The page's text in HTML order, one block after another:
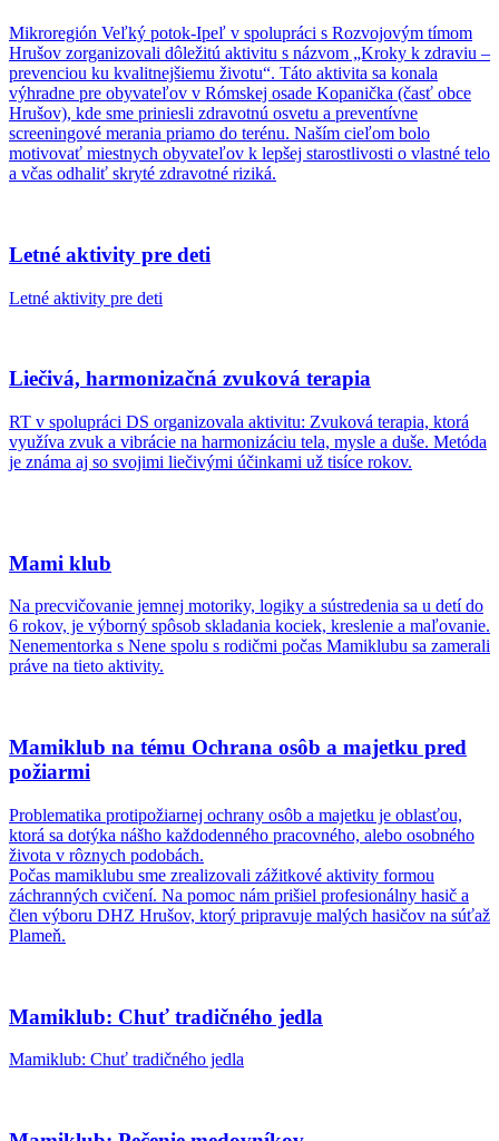
Mikroregión Veľký potok-Ipeľ v spolupráci s Rozvojovým tímom
Hrušov zorganizovali dôležitú aktivitu s názvom „Kroky k zdraviu –
prevenciou ku kvalitnejšiemu životu“. Táto aktivita sa konala
výhradne pre obyvateľov v Rómskej osade Kopanička (časť obce
Hrušov), kde sme priniesli zdravotnú osvetu a preventívne
screeningové merania priamo do terénu. Naším cieľom bolo
motivovať miestnych obyvateľov k lepšej starostlivosti o vlastné telo
a včas odhaliť skryté zdravotné riziká.
Letné aktivity pre deti
Letné aktivity pre deti
Liečivá, harmonizačná zvuková terapia
RT v spolupráci DS organizovala aktivitu: Zvuková terapia, ktorá
využíva zvuk a vibrácie na harmonizáciu tela, mysle a duše. Metóda
je známa aj so svojimi liečivými účinkami už tisíce rokov.
Mami klub
Na precvičovanie jemnej motoriky, logiky a sústredenia sa u detí do
6 rokov, je výborný spôsob skladania kociek, kreslenie a maľovanie.
Nenementorka s Nene spolu s rodičmi počas Mamiklubu sa zamerali
práve na tieto aktivity.
Mamiklub na tému Ochrana osôb a majetku pred
požiarmi
Problematika protipožiarnej ochrany osôb a majetku je oblasťou,
ktorá sa dotýka nášho každodenného pracovného, alebo osobného
života v rôznych podobách.
Počas mamiklubu sme zrealizovali zážitkové aktivity formou
záchranných cvičení. Na pomoc nám prišiel profesionálny hasič a
člen výboru DHZ Hrušov, ktorý pripravuje malých hasičov na súťaž
Plameň.
Mamiklub: Chuť tradičného jedla
Mamiklub: Chuť tradičného jedla